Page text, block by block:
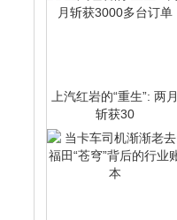
上汽红岩的“重生”: 两月
斩获30